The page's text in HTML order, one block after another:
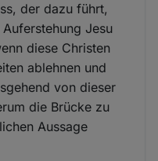
der dazu führt,
Jesu
diese Christen
ablehnen und
von dieser
die Brücke zu
Aussage